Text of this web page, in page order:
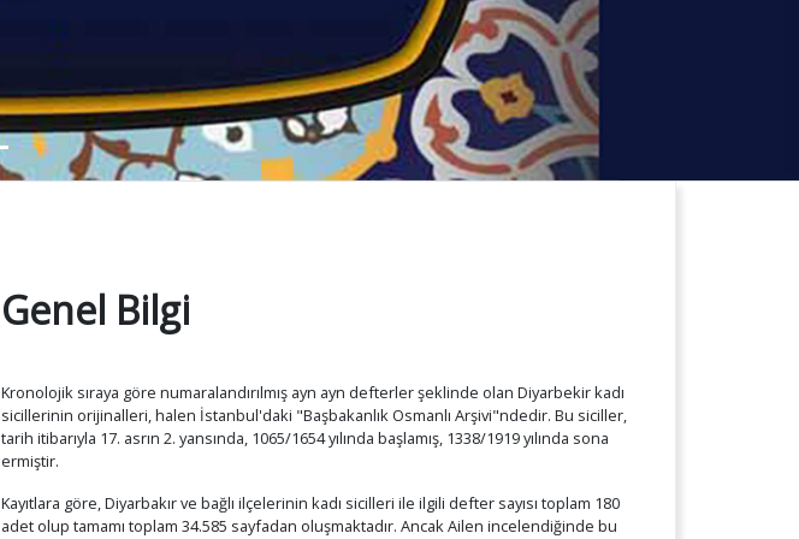
Genel Bilgi
Kronolojik sıraya göre numaralandırılmış ayn ayn defterler şeklinde olan Diyarbekir kadı
sicillerinin orijinalleri, halen İstanbul'daki "Başbakanlık Osmanlı Arşivi"ndedir. Bu siciller,
tarih itibarıyla 17. asrın 2. yansında, 1065/1654 yılında başlamış, 1338/1919 yılında sona
ermiştir.
Kayıtlara göre, Diyarbakır ve bağlı ilçelerinin kadı sicilleri ile ilgili defter sayısı toplam 180
adet olup tamamı toplam 34.585 sayfadan oluşmaktadır. Ancak Ailen incelendiğinde bu